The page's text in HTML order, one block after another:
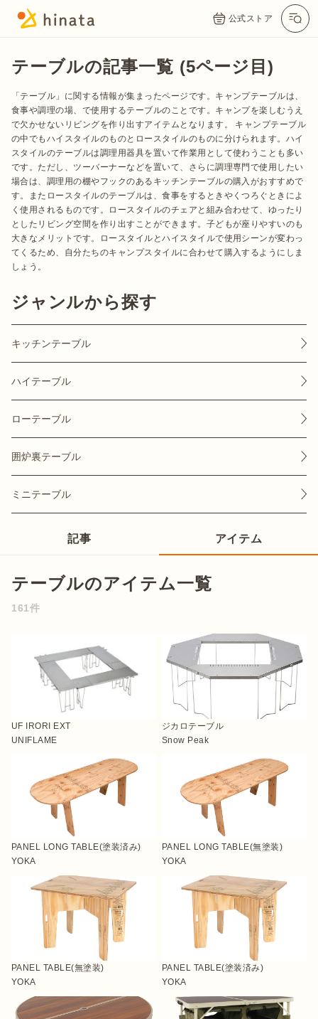
公式ストア
テーブルの記事一覧 (5ページ目)
「テーブル」に関する情報が集まったページです。キャンプテーブルは、
食事や調理の場、で使用するテーブルのことです。キャンプを楽しむうえ
で欠かせないリビングを作り出すアイテムとなります。 キャンプテーブル
の中でもハイスタイルのものとロースタイルのものに分けられます。ハイ
スタイルのテーブルは調理用器具を置いて作業用として使わうことも多い
です。ただし、ツーバーナーなどを置いて、さらに調理専門で使用したい
場合は、調理用の棚やフックのあるキッチンテーブルの購入がおすすめで
す。またロースタイルのテーブルは、食事をするときやくつろぐときによ
く使用されるものです。ロースタイルのチェアと組み合わせて、ゆったり
としたリビング空間を作り出すことができます。子どもが座りやすいのも
大きなメリットです。ロースタイルとハイスタイルで使用シーンが変わっ
てくるため、自分たちのキャンプスタイルに合わせて購入するようにしま
しょう。
ジャンルから探す
キッチンテーブル
ハイテーブル
ローテーブル
囲炉裏テーブル
ミニテーブル
記事 アイテム
テーブルのアイテム一覧
161件
UF IRORI EXT
UNIFLAME
ジカロテーブル
Snow Peak
PANEL LONG TABLE(塗装済み)
YOKA
PANEL LONG TABLE(無塗装)
YOKA
PANEL TABLE(無塗装)
YOKA
PANEL TABLE(塗装済み)
YOKA
公式App Twitter Instagram LINE
公式オンラインストア
キャンプ用品
how to
初めての方
ログイン/会員登録
マガジン イベント
キャンプ場
検索
レンタル
オンライン